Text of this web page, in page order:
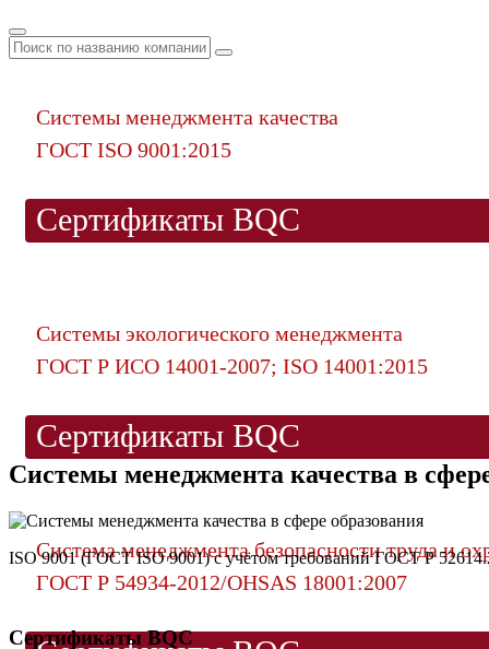
Системы менеджмента качества
ГОСТ ISO 9001:2015
Сертификаты BQC
Системы экологического менеджмента
ГОСТ Р ИСО 14001-2007; ISO 14001:2015
Сертификаты BQC
Система менеджмента безопасности труда и
ГОСТ Р 54934-2012/OHSAS 18001:2007
Системы менеджмента качества в
ISO 9001 (ГОСТ ISO 9001) с учётом требований ГОСТ Р
Сертификаты BQC